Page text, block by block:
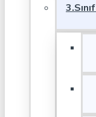
3.Sınıf